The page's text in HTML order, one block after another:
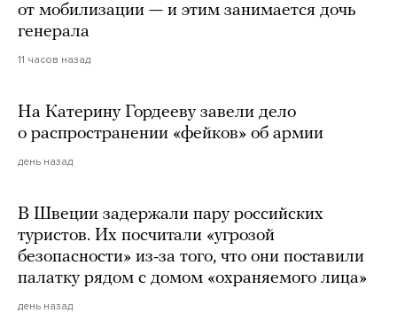
от мобилизации — и этим занимается дочь
генерала
11 часов назад
На Катерину Гордееву завели дело
о распространении «фейков» об армии
день назад
В Швеции задержали пару российских
туристов. Их посчитали «угрозой
безопасности» из-за того, что они поставили
палатку рядом с домом «охраняемого лица»
день назад